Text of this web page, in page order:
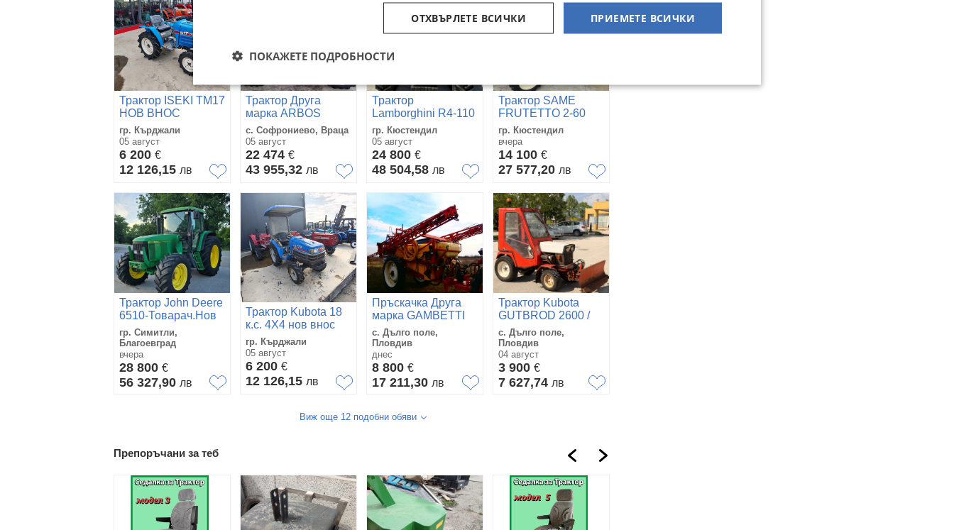
Трактор ISEKI TM17
НОВ ВНОС
гр. Кърджали
05 август
6 200 €
12 126,15 лв
Трактор Друга
марка ARBOS
100.5
с. Софрониево, Враца
05 август
22 474 €
43 955,32 лв
Трактор
Lamborghini R4-110
НОВ ВНОС!
КЛИМАТИК
гр. Кюстендил
05 август
24 800 €
48 504,58 лв
Трактор SAME
FRUTETTO 2-60
НОВ ВНОС!
гр. Кюстендил
вчера
14 100 €
27 577,20 лв
Трактор John Deere
6510-Товарач.Нов
внос
гр. Симитли,
Благоевград
вчера
28 800 €
56 327,90 лв
Трактор Kubota 18
к.с. 4X4 нов внос
гр. Кърджали
05 август
6 200 €
12 126,15 лв
Пръскачка Друга
марка GAMBETTI
NOV VNOS
с. Дълго поле,
Пловдив
днес
8 800 €
17 211,30 лв
Трактор Kubota
GUTBROD 2600 /
НОВ ВНОС / 4х4 /
ОПЕСЪЧИТЕЛ /
с. Дълго поле,
Пловдив
04 август
3 900 €
7 627,74 лв
Виж още 12 подобни обяви
Препоръчани за теб
ПРИЕМЕТЕ ВСИЧКИ
ОТХВЪРЛЕТЕ ВСИЧКИ
ПОКАЖЕТЕ ПОДРОБНОСТИ